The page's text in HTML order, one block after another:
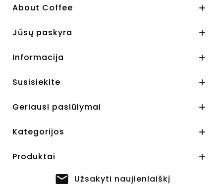
About Coffee 
Jūsų paskyra 
Informacija 
Susisiekite 
Geriausi pasiūlymai 
Kategorijos 
Produktai 
Užsakyti naujienlaiškį